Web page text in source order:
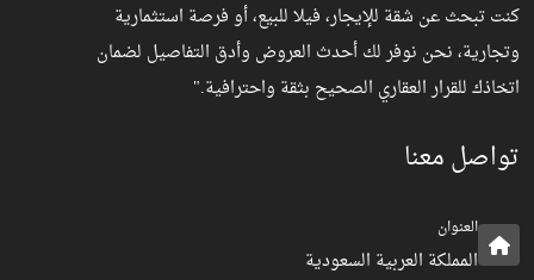
كنت تبحث عن شقة للإيجار، فيلا للبيع، أو فرصة استثمارية
وتجارية، نحن نوفر لك أحدث العروض وأدق التفاصيل لضمان
اتخاذك للقرار العقاري الصحيح بثقة واحترافية."
تواصل معنا
العنوان
المملكة العربية السعودية